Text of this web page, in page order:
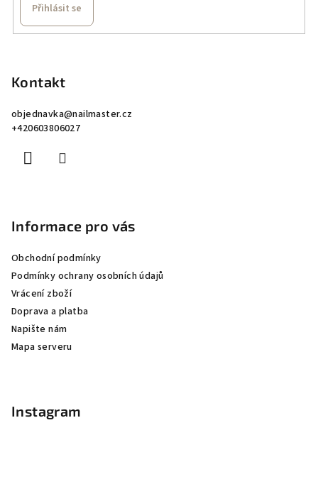
Přihlásit se
Kontakt
objednavka@nailmaster.cz
+420603806027
Informace pro vás
Obchodní podmínky
Podmínky ochrany osobních údajů
Vrácení zboží
Doprava a platba
Napište nám
Mapa serveru
Instagram